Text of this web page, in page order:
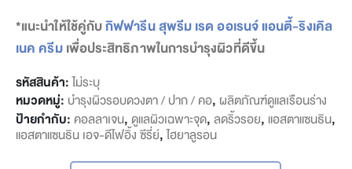
*แนะนำให้ใช้คู่กับกิฟฟารีน สุพรีม เรด ออเรนจ์ แอนตี้-ริงเคิล
เนค ครีมเพื่อประสิทธิภาพในการบำรุงผิวที่ดีขึ้น
รหัสสินค้า:ไม่ระบุ
หมวดหมู่: บำรุงผิวรอบดวงตา / ปาก / คอ, ผลิตภัณฑ์ดูแลเรือนร่าง
ป้ายกำกับ: คอลลาเจน, ดูแลผิวเฉพาะจุด, ลดริ้วรอย, แอสตาแซนธิน,
แอสตาแซนธิน เอจ-ดีไฟอิ้ง ซีรี่ย์,ไฮยาลูรอน